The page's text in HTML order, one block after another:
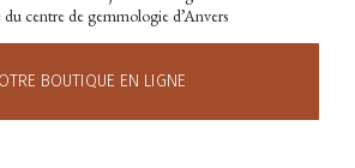
centre de gemmologie d’Anvers
BOUTIQUE EN LIGNE